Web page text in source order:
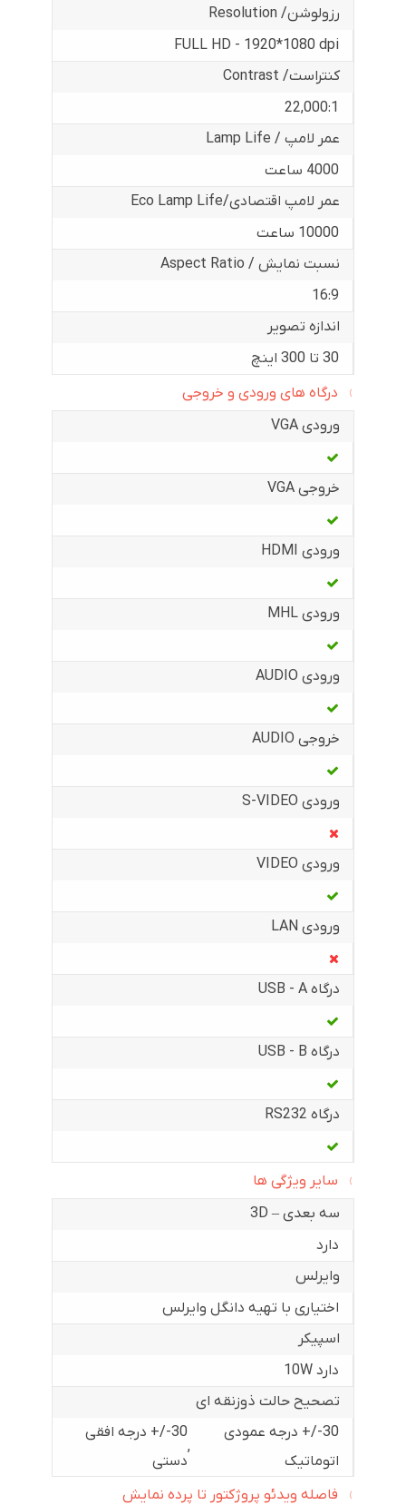
رزولوشن/ Resolution
FULL HD - 1920*1080 dpi
کنتراست/ Contrast
22,000:1
عمر لامپ / Lamp Life
4000 ساعت
عمر لامپ اقتصادی/Eco Lamp Life
10000 ساعت
نسبت نمایش / Aspect Ratio
16:9
اندازه تصویر
30 تا 300 اینچ
درگاه های ورودی و خروجی
ورودی VGA
خروجی VGA
ورودی HDMI
ورودی MHL
ورودی AUDIO
خروجی AUDIO
ورودی S-VIDEO
ورودی VIDEO
ورودی LAN
درگاه USB - A
درگاه USB - B
درگاه RS232
سایر ویژگی ها
سه بعدی – 3D
دارد
وایرلس
اختیاری با تهیه دانگل وایرلس
اسپیکر
دارد 10W
تصحیح حالت ذوزنقه ای
30-/+ درجه عمودی
اتوماتیک
,
30-/+ درجه افقی
دستی
فاصله ویدئو پروژکتور تا پرده نمایش